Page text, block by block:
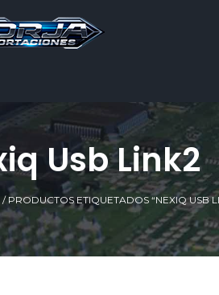
Usb Link2
/ PRODUCTOS ETIQUETADOS “NEXIQ USB